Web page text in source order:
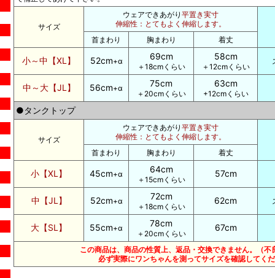
サイズ
ウェアできあがり 平置き実寸
伸縮性：とてもよく伸縮します。
首まわり
胸まわり 着丈
小～中【XL】 52cm+α 69cm
＋18cmくらい
58cm
＋12cmくらい
中～大【JL】 56cm+α 75cm
＋20cmくらい
63cm
+12cmくらい
●タンクトップ
サイズ
ウェアできあがり 平置き実寸
伸縮性：とてもよく伸縮します。
首まわり
胸まわり 着丈
小【XL】 45cm+α 64cm
＋15cmくらい
57cm
中【JL】 52cm+α 72cm
＋18cmくらい
62cm
大【SL】 55cm+α 78cm
＋20cmくらい
67cm
この商品は、商品の性質上、返品・交換できません。（不
必ず実際にワンちゃんを測ってサイズを確認してく